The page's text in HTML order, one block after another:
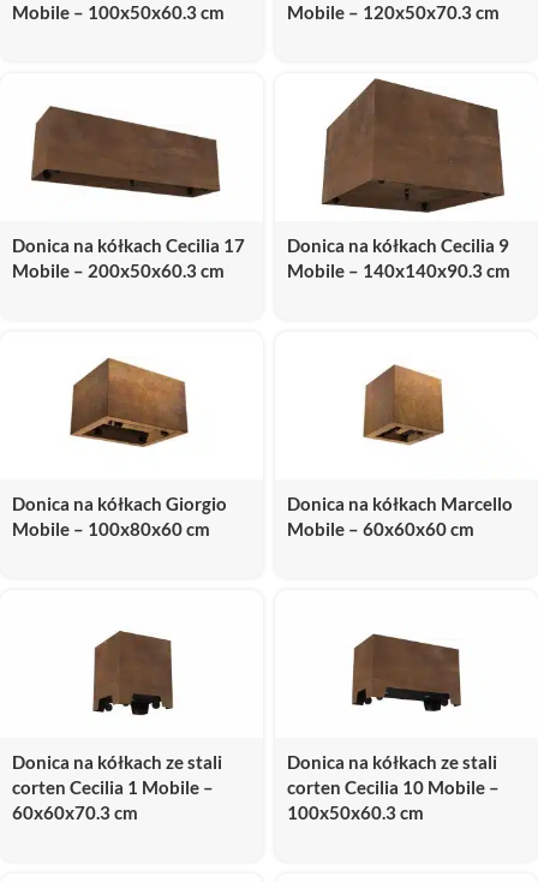
Mobile – 100x50x60.3 cm
Mobile – 120x50x70.3 cm
Donica na kółkach Cecilia 17
Mobile – 200x50x60.3 cm
Donica na kółkach Cecilia 9
Mobile – 140x140x90.3 cm
Donica na kółkach Giorgio
Mobile – 100x80x60 cm
Donica na kółkach Marcello
Mobile – 60x60x60 cm
Donica na kółkach ze stali
corten Cecilia 1 Mobile –
60x60x70.3 cm
Donica na kółkach ze stali
corten Cecilia 10 Mobile –
100x50x60.3 cm